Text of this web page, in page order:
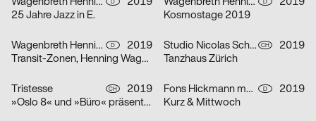
Wagenbreth Henning D
2019
25 Jahre Jazz in E.
Wagenbreth Henning D
2019
Kosmostage 2019
Wagenbreth Henning D
2019
Transit-Zonen, Henning Wagenbreth in der Kunstbibliothek
Studio Nicolas Schaltegger CH
2019
Tanzhaus Zürich
Tristesse CH
2019
»Oslo 8« und »Büro« präsentieren den 23. vfg Nachwuchsförderpreis für Fotografie
Fons Hickmann m23 D
2019
Kurz & Mittwoch